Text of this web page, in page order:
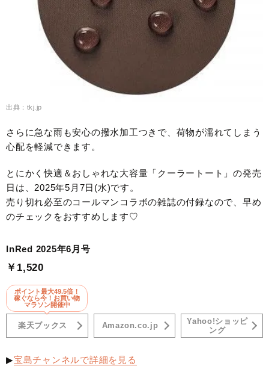
出典：tkj.jp
さらに急な雨も安心の撥水加工つきで、荷物が濡れてしまう
心配を軽減できます。
とにかく快適＆おしゃれな大容量「クーラートート」の発売
日は、2025年5月7日(水)です。
売り切れ必至のコールマンコラボの雑誌の付録なので、早め
のチェックをおすすめします♡
InRed 2025年6月号
￥1,520
ポイント最大49.5倍！
稼ぐなら今！お買い物
マラソン開催中
楽天ブックス Amazon.co.jp
Yahoo!ショッピ
ング
▶宝島チャンネルで詳細を見る